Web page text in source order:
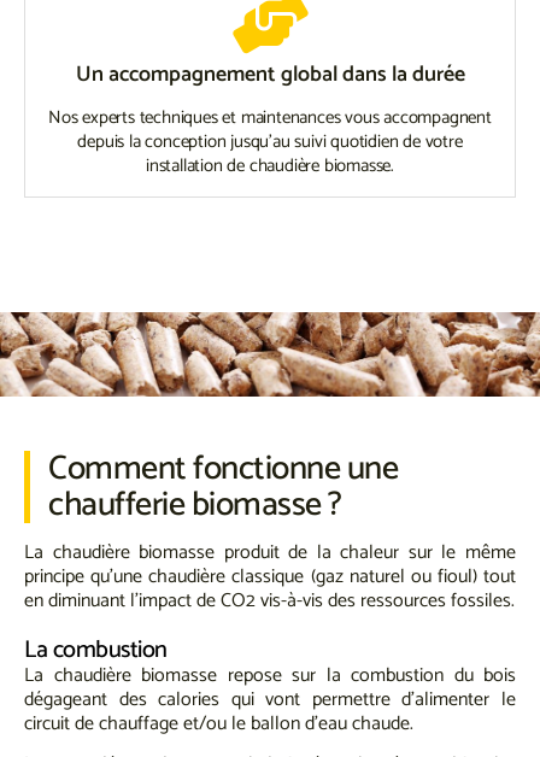
Un accompagnement global dans la durée
Nos experts techniques et maintenances vous accompagnent
depuis la conception jusqu'au suivi quotidien de votre
installation de chaudière biomasse.
Comment fonctionne une
chaufferie biomasse ?
La chaudière biomasse produit de la chaleur sur le même
principe qu’une chaudière classique (gaz naturel ou fioul) tout
en diminuant l’impact de CO2 vis-à-vis des ressources fossiles.
La combustion
La chaudière biomasse repose sur la combustion du bois
dégageant des calories qui vont permettre d’alimenter le
circuit de chauffage et/ou le ballon d’eau chaude.